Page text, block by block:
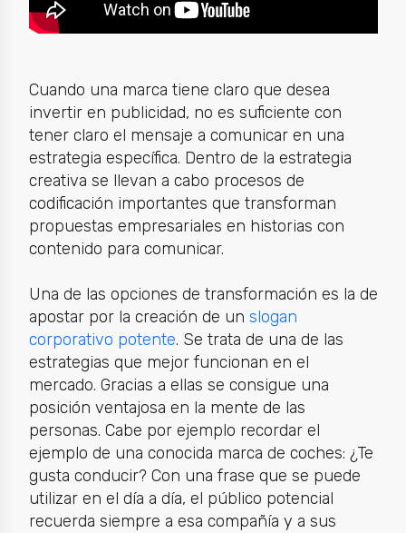
Cuando una marca tiene claro que desea
invertir en publicidad, no es suficiente con
tener claro el mensaje a comunicar en una
estrategia específica. Dentro de la estrategia
creativa se llevan a cabo procesos de
codificación importantes que transforman
propuestas empresariales en historias con
contenido para comunicar.
Una de las opciones de transformación es la de
apostar por la creación de un slogan
corporativo potente. Se trata de una de las
estrategias que mejor funcionan en el
mercado. Gracias a ellas se consigue una
posición ventajosa en la mente de las
personas. Cabe por ejemplo recordar el
ejemplo de una conocida marca de coches: ¿Te
gusta conducir? Con una frase que se puede
utilizar en el día a día, el público potencial
recuerda siempre a esa compañía y a sus